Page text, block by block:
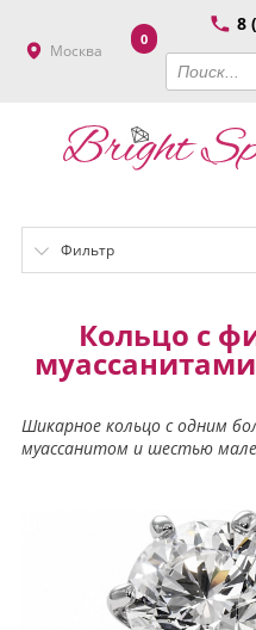
Москва
8
0
Фильтр
Кольцо с
Шикарное кольцо с одним
муассанитом и шестью